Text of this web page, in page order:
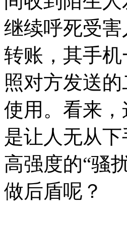
继续呼死受
转账，其手
照对方发送
使用。看来
是让人无从
高强度的“骚
做后盾呢？